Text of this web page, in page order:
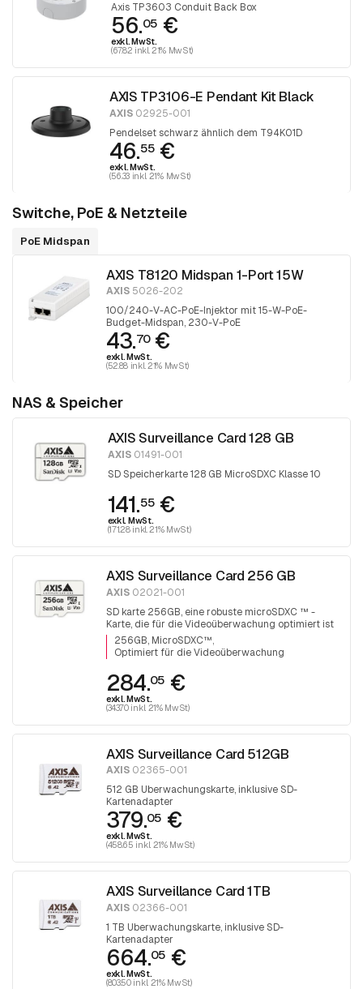
Axis TP3603 Conduit Back Box
56.05 €
exkl. MwSt.
(67.82 inkl. 21% MwSt)
AXIS TP3106-E Pendant Kit Black
AXIS02925-001
Pendelset schwarz ähnlich dem T94K01D
46.55 €
exkl. MwSt.
(56.33 inkl. 21% MwSt)
Switche, PoE & Netzteile
PoE Midspan
AXIS T8120 Midspan 1-Port 15W
AXIS 5026-202
100/240-V-AC-PoE-Injektor mit 15-W-PoE-
Budget-Midspan, 230-V-PoE
43.70€
exkl. MwSt.
(52.88 inkl. 21% MwSt)
NAS & Speicher
AXIS Surveillance Card 128 GB
AXIS01491-001
SD Speicherkarte 128 GB MicroSDXC Klasse 10
141.55 €
exkl. MwSt.
(171.28 inkl. 21% MwSt)
AXIS Surveillance Card 256 GB
AXIS 02021-001
SD karte 256GB, eine robuste microSDXC ™ -
Karte, die für die Videoüberwachung optimiert ist
256GB, MicroSDXC™
Optimiert für die Videoüberwachung
284.05 €
exkl. MwSt.
(343.70 inkl. 21% MwSt)
AXIS Surveillance Card 512GB
AXIS 02365-001
512 GB Überwachungskarte, inklusive SD-
Kartenadapter
379.05 €
exkl. MwSt.
(458.65 inkl. 21% MwSt)
AXIS Surveillance Card 1TB
AXIS 02366-001
1 TB Überwachungskarte, inklusive SD-
Kartenadapter
664.05 €
exkl. MwSt.
(803.50 inkl. 21% MwSt)